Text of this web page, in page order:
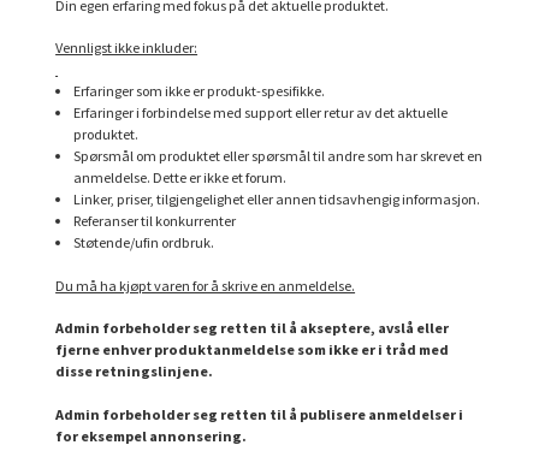
Din egen erfaring med fokus på det aktuelle produktet.
Vennligst ikke inkluder:
Erfaringer som ikke er produkt-spesifikke.
Erfaringer i forbindelse med support eller retur av det aktuelle
produktet.
Spørsmål om produktet eller spørsmål til andre som har skrevet en
anmeldelse. Dette er ikke et forum.
Linker, priser, tilgjengelighet eller annen tidsavhengig informasjon.
Referanser til konkurrenter
Støtende/ufin ordbruk.
Du må ha kjøpt varen for å skrive en anmeldelse.
Admin forbeholder seg retten til å akseptere, avslå eller
fjerne enhver produktanmeldelse som ikke er i tråd med
disse retningslinjene.
Admin forbeholder seg retten til å publisere anmeldelser i
for eksempel annonsering.